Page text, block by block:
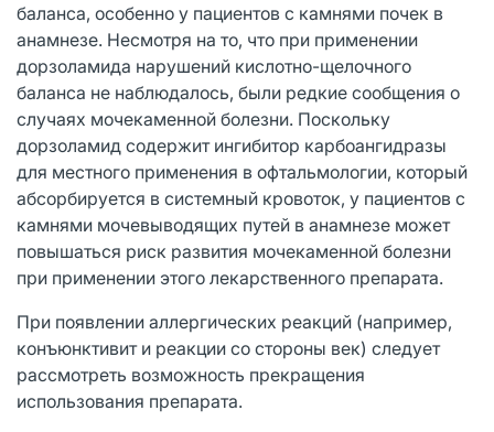
баланса, особенно у пациентов с камнями почек в
анамнезе. Несмотря на то, что при применении
дорзоламида нарушений кислотно-щелочного
баланса не наблюдалось, были редкие сообщения о
случаях мочекаменной болезни. Поскольку
дорзоламид содержит ингибитор карбоангидразы
для местного применения в офтальмологии, который
абсорбируется в системный кровоток, у пациентов с
камнями мочевыводящих путей в анамнезе может
повышаться риск развития мочекаменной болезни
при применении этого лекарственного препарата.
При появлении аллергических реакций (например,
конъюнктивит и реакции со стороны век) следует
рассмотреть возможность прекращения
использования препарата.